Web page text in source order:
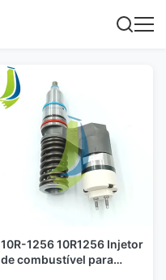
10R-1256 10R1256 Injetor
de combustível para